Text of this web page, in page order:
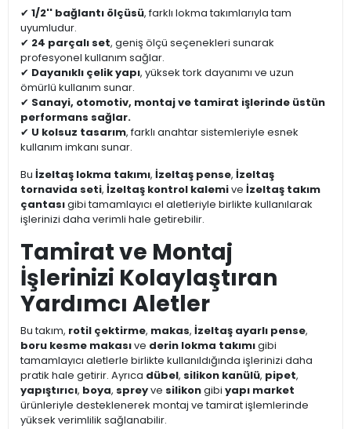
✔ 1/2'' bağlantı ölçüsü, farklı lokma takımlarıyla tam
uyumludur.
✔ 24 parçalı set, geniş ölçü seçenekleri sunarak
profesyonel kullanım sağlar.
✔ Dayanıklı çelik yapı, yüksek tork dayanımı ve uzun
ömürlü kullanım sunar.
✔ Sanayi, otomotiv, montaj ve tamirat işlerinde üstün
performans sağlar.
✔ U kolsuz tasarım, farklı anahtar sistemleriyle esnek
kullanım imkanı sunar.
Bu İzeltaş lokma takımı, İzeltaş pense, İzeltaş
tornavida seti, İzeltaş kontrol kalemive İzeltaş takım
çantasıgibi tamamlayıcı el aletleriyle birlikte kullanılarak
işlerinizi daha verimli hale getirebilir.
Tamirat ve Montaj
İşlerinizi Kolaylaştıran
Yardımcı Aletler
Bu takım, rotil çektirme, makas, İzeltaş ayarlı pense,
boru kesme makasıve derin lokma takımıgibi
tamamlayıcı aletlerle birlikte kullanıldığında işlerinizi daha
pratik hale getirir. Ayrıca dübel, silikon kanülü, pipet,
yapıştırıcı, boya, spreyve silikongibi yapı market
ürünleriyle desteklenerek montaj ve tamirat işlemlerinde
yüksek verimlilik sağlanabilir.